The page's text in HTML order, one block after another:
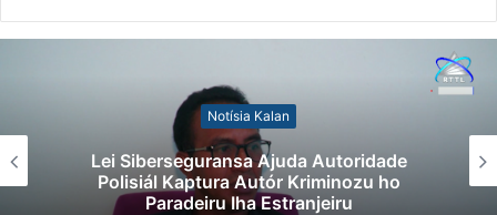
Notísia Kalan
Lei Siberseguransa Ajuda Autoridade
Polisiál Kaptura Autór Kriminozu ho
Paradeiru Iha Estranjeiru